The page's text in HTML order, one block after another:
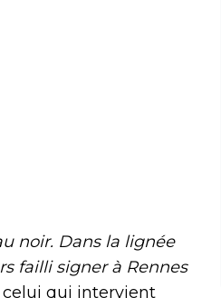
noir. Dans la lignée
failli signer à Rennes
celui qui intervient